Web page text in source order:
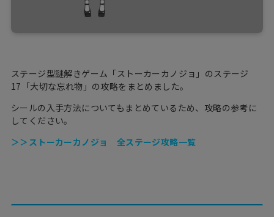
ステージ型謎解きゲーム「ストーカーカノジョ」のステージ
17「大切な忘れ物」の攻略をまとめました。
シールの入手方法についてもまとめているため、攻略の参考に
してください。
＞＞ストーカーカノジョ 全ステージ攻略一覧